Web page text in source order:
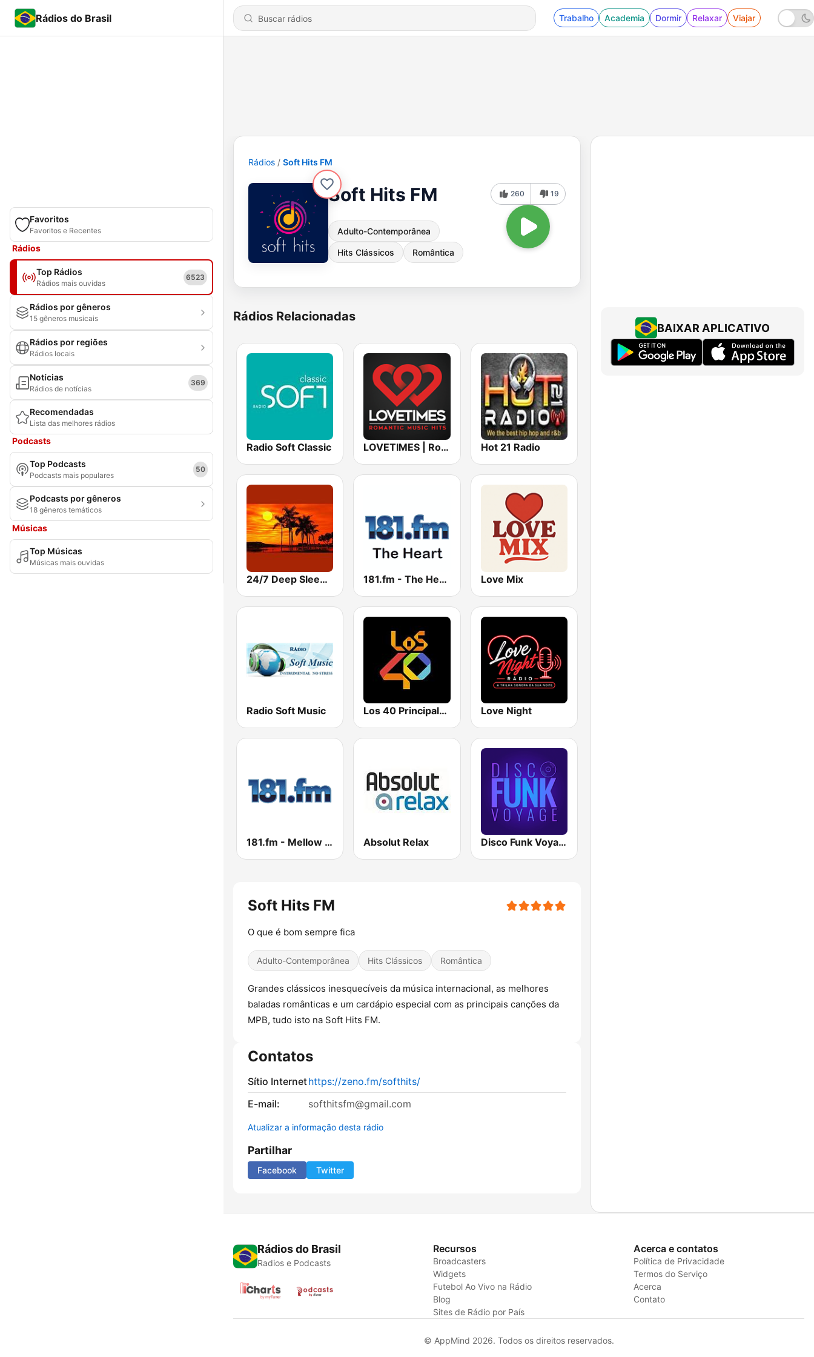
Rádios do Brasil Trabalho Academia Dormir Relaxar Viajar
Favoritos
Favoritos e Recentes
Rádios
Top Rádios
Rádios mais ouvidas
6523
Rádios por gêneros
15 gêneros musicais
Rádios por regiões
Rádios locais
Notícias
Rádios de notícias
369
Recomendadas
Lista das melhores rádios
Podcasts
Top Podcasts
Podcasts mais populares
50
Podcasts por gêneros
18 gêneros temáticos
Músicas
Top Músicas
Músicas mais ouvidas
Rádios Soft Hits FM
Soft Hits FM
Adulto-Contemporânea
Hits Clássicos Romântica
260 19
Rádios Relacionadas
Radio Soft Classic LOVETIMES | Romantic Music Hits Hot 21 Radio
24/7 Deep Sleep Music Relaxing Music Insomnia Sleep Relaxing Music Study Sleep Meditation 181.fm - The Heart (Love Songs) Love Mix
Radio Soft Music Los 40 Principales Love Night
181.fm - Mellow Gold Absolut Relax Disco Funk Voyage
Soft Hits FM
O que é bom sempre fica
Adulto-Contemporânea Hits Clássicos Romântica
Grandes clássicos inesquecíveis da música internacional, as melhores
baladas românticas e um cardápio especial com as principais canções da
MPB, tudo isto na Soft Hits FM.
Contatos
Sítio Internethttps://zeno.fm/softhits/
E-mail:
softhitsfm@gmail.com
Atualizar a informação desta rádio
Partilhar
Facebook Twitter
BAIXAR APLICATIVO
Rádios do Brasil
Radios e Podcasts
Recursos
Broadcasters
Widgets
Futebol Ao Vivo na Rádio
Blog
Sites de Rádio por País
Acerca e contatos
Política de Privacidade
Termos do Serviço
Acerca
Contato
© AppMind 2026. Todos os direitos reservados.